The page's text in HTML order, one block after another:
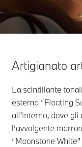
Artigianato
La scintillante
esterna “Floating
all’interno, dove
l’avvolgente
“Moonstone